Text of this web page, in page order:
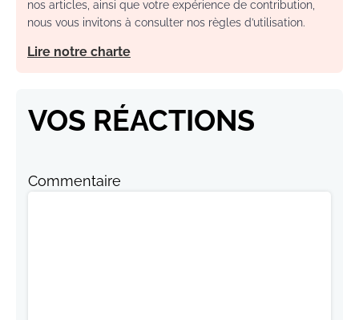
nos articles, ainsi que votre expérience de contribution,
nous vous invitons à consulter nos règles d’utilisation.
Lire notre charte
VOS RÉACTIONS
Commentaire